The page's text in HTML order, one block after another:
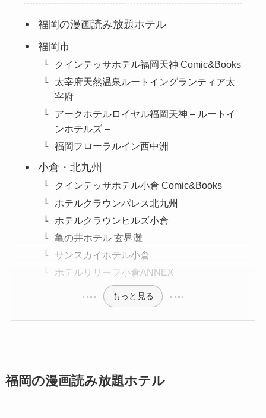
福岡の漫画読み放題ホテル
福岡市
クインテッサホテル福岡天神 Comic&Books
太宰府天然温泉ルートイングランティア太
宰府
アークホテルロイヤル福岡天神 – ルートイ
ンホテルズ –
福岡フローラルイン西中洲
小倉・北九州
クインテッサホテル小倉 Comic&Books
ホテルクラウンパレス北九州
ホテルクラウンヒルズ小倉
亀の井ホテル 玄界灘
サンスカイホテル小倉
ホテルリリーフ小倉ANNEX
もっと見る
福岡の漫画読み放題ホテル